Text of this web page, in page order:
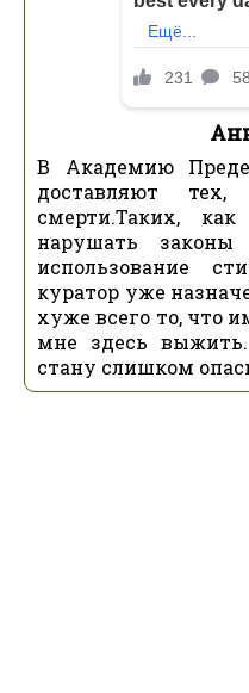
В Академию
доставляют
смерти.Таких,
нарушать
использование
куратор уже
хуже всего то, что
мне здесь
стану слишком